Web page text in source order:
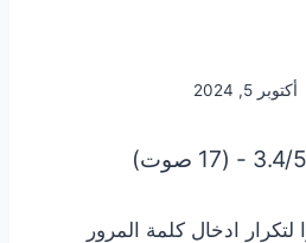
أكتوبر 5, 2024
3.4/5 - (17 صوت)
ادخال كلمة المرور